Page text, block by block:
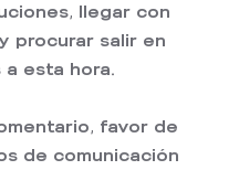
llegar con
procurar salir en
esta hora.
favor de
de comunicación